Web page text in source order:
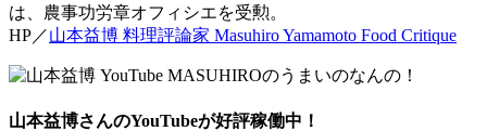
は、農事功労章オフィシエを受勲。
HP／山本益博 料理評論家 Masuhiro Yamamoto Food Critique
山本益博さんのYouTubeが好評稼働中！